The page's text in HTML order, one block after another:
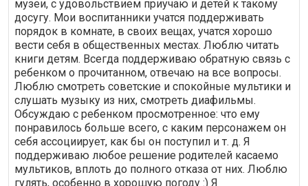
музеи, с удовольствием приучаю и детей к такому
досугу. Мои воспитанники учатся поддерживать
порядок в комнате, в своих вещах, учатся хорошо
вести себя в общественных местах. Люблю читать
книги детям. Всегда поддерживаю обратную связь с
ребенком о прочитанном, отвечаю на все вопросы.
Люблю смотреть советские и спокойные мультики и
слушать музыку из них, смотреть диафильмы.
Обсуждаю с ребенком просмотренное: что ему
понравилось больше всего, с каким персонажем он
себя ассоциирует, как бы он поступил и т. д. Я
поддерживаю любое решение родителей касаемо
мультиков, вплоть до полного отказа от них. Люблю
гулять, особенно в хорошую погоду :) Я